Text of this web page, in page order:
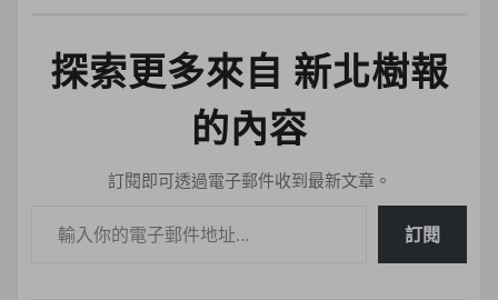
探索更多來自 新北樹報
的內容
訂閱即可透過電子郵件收到最新文章。
訂閱